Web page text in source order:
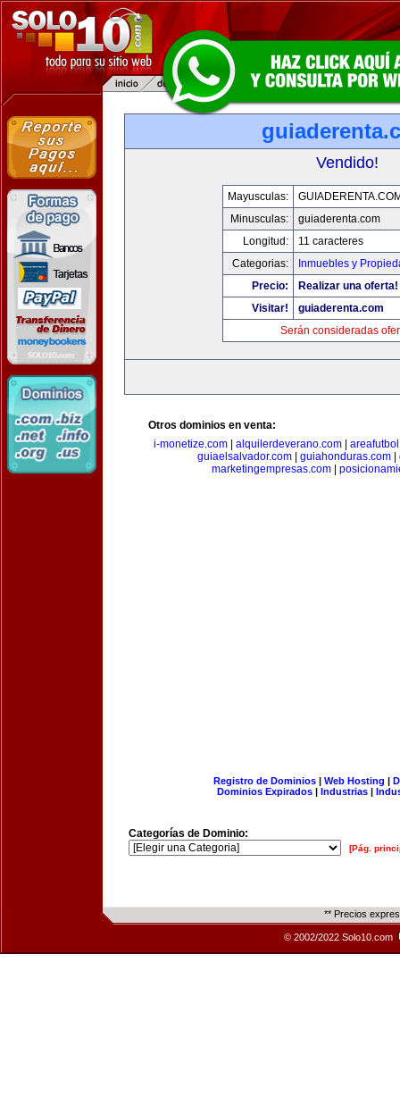
Vendido!
Mayusculas:
Minusculas:
guiaderenta.com
Longitud:
11 caracteres
Categorias:
Inmuebles y
Precio:
Realizar una oferta!
Visitar!
guiaderenta.com
Serán consideradas
Otros dominios en venta:
i-monetize.com
alquilerdeverano.com
guiaelsalvador.com| guiahonduras.com|
marketingempresas.com
Registro de Dominios| Web Hosting |
Dominios Expirados | Industrias |
Categorías de Dominio:
[Pág.
** Precios
© 2002/2022 Solo10.com